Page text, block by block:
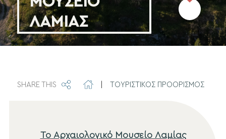
ΛΑΜΙΑΣ
Προσθήκη
στα
SHARE THIS ΤΟΥΡΙΣΤΙΚΟΣ ΠΡΟΟΡΙΣΜΟΣ
Το Αρχαιολογικό Μουσείο Λαμίας